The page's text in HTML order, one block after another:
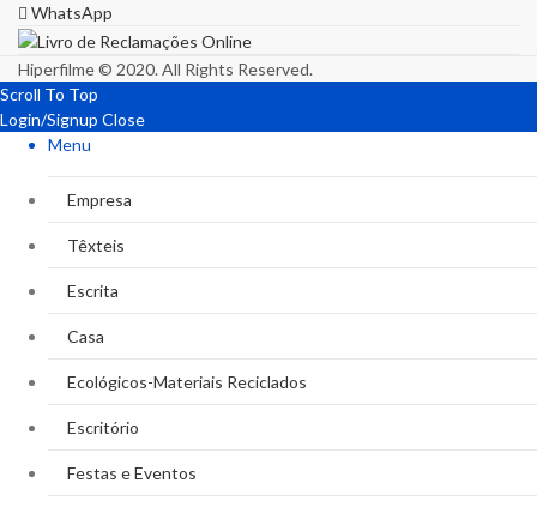
WhatsApp
Hiperfilme © 2020. All Rights Reserved.
Scroll To Top
Login/Signup Close
Menu
Empresa
Têxteis
Escrita
Casa
Ecológicos-Materiais Reciclados
Escritório
Festas e Eventos